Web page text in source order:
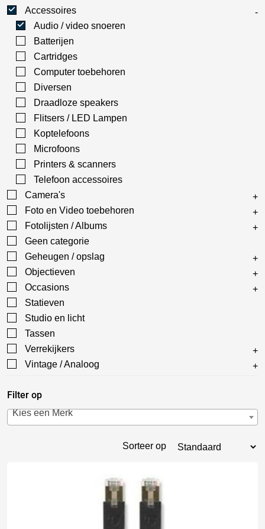
Accessoires
Audio / video snoeren
Batterijen
Cartridges
Computer toebehoren
Diversen
Draadloze speakers
Flitsers / LED Lampen
Koptelefoons
Microfoons
Printers & scanners
Telefoon accessoires
Camera's
Foto en Video toebehoren
Fotolijsten / Albums
Geen categorie
Geheugen / opslag
Objectieven
Occasions
Statieven
Studio en licht
Tassen
Verrekijkers
Vintage / Analoog
Filter op
Kies een Merk
Sorteer op